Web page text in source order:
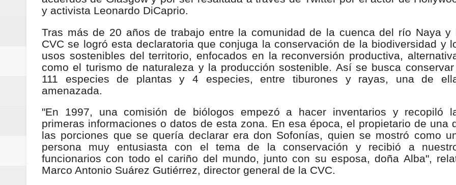
Regionetnoticias / Pereira avanza con resultados en salud mental, innovación y paz
Regionetnoticias / Estas son las millonarias inversiones del Gobierno Matiz en el municipio de
ecoeficientes en Marquetalia
Regionetnoticias / Despliegue de seguridad sin precedentes: El Valle y la nación refuerzan
terrestre para la posesión presidencial
y activista Leonardo DiCaprio.
Tras más de 20 años de trabajo entre la comunidad de la cuenca del río Naya y
CVC se logró esta declaratoria que conjuga la conservación de la biodiversidad y
usos sostenibles del territorio, enfocados en la reconversión productiva,
como el turismo de naturaleza y la producción sostenible. Así se busca
111 especies de plantas y 4 especies, entre tiburones y rayas, una de
amenazada.
"En 1997, una comisión de biólogos empezó a hacer inventarios y recopiló
primeras informaciones o datos de esta zona. En esa época, el propietario de una
las porciones que se quería declarar era don Sofonías, quien se mostró como
persona muy entusiasta con el tema de la conservación y recibió a
funcionarios con todo el cariño del mundo, junto con su esposa, doña Alba",
Marco Antonio Suárez Gutiérrez, director general de la CVC.